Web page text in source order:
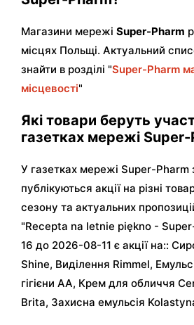
Магазини мережі Super-Pharm
місцях Польщі. Актуальний
знайти в розділі "Super-Pharm
місцевості"
Які товари беруть
газетках мережі
У газетках мережі Super-Pharm
публікуються акції на різні
сезону та актуальних
"Recepta na letnie piękno -
16 до 2026-08-11 є акції на::
Shine, Виділення Rimmel,
гігієни AA, Крем для обличчя
Brita, Захисна емульсія